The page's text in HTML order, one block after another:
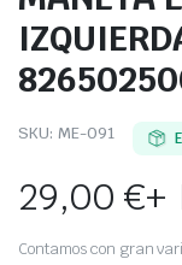
SKU: ME-091
29,00€+
Contamos con gran